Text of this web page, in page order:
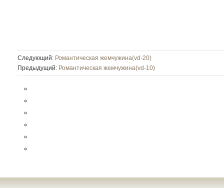
Следующий: Романтическая жемчужина(vd-20)
Предыдущий: Романтическая жемчужина(vd-10)